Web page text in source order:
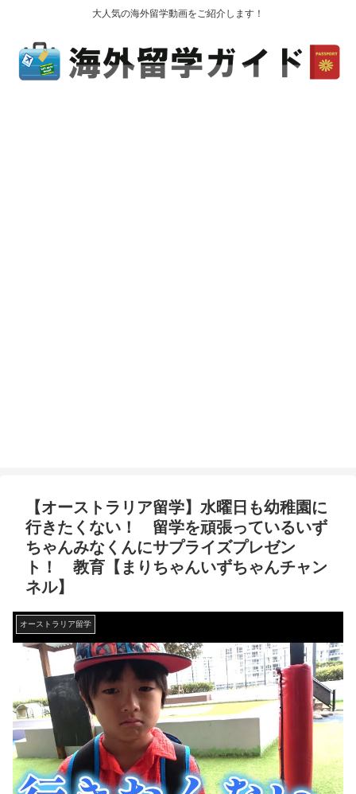
大人気の海外留学動画をご紹介します！
【オーストラリア留学】水曜日も幼稚園に
行きたくない！ 留学を頑張っているいず
ちゃんみなくんにサプライズプレゼン
ト！ 教育【まりちゃんいずちゃんチャン
ネル】
オーストラリア留学